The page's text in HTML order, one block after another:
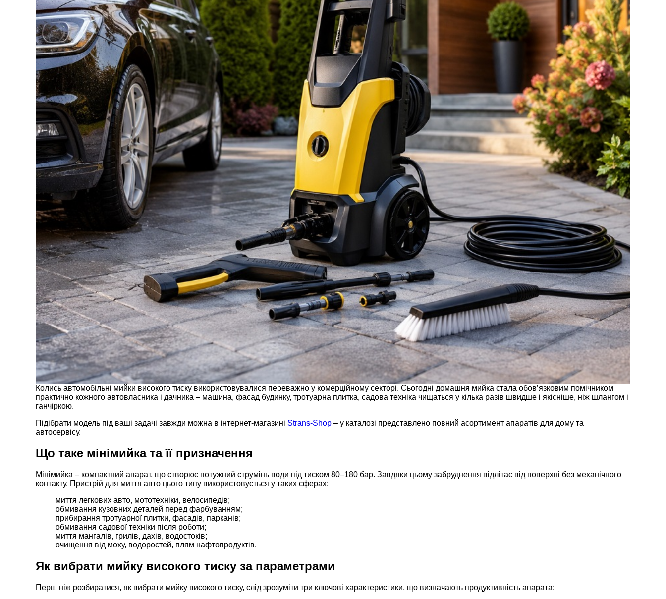
Колись автомобільні мийки високого тиску використовувалися переважно у комерційному секторі. Сьогодні домашня мийка стала обов’язковим помічником
практично кожного автовласника і дачника – машина, фасад будинку, тротуарна плитка, садова техніка чищаться у кілька разів швидше і якісніше, ніж шлангом і
ганчіркою.
Підібрати модель під ваші задачі завжди можна в інтернет-магазині Strans-Shop – у каталозі представлено повний асортимент апаратів для дому та
автосервісу.
Що таке мінімийка та її призначення
Мінімийка – компактний апарат, що створює потужний струмінь води під тиском 80–180 бар. Завдяки цьому забруднення відлітає від поверхні без механічного
контакту. Пристрій для миття авто цього типу використовується у таких сферах:
миття легкових авто, мототехніки, велосипедів;
обмивання кузовних деталей перед фарбуванням;
прибирання тротуарної плитки, фасадів, парканів;
обмивання садової техніки після роботи;
миття мангалів, грилів, дахів, водостоків;
очищення від моху, водоростей, плям нафтопродуктів.
Як вибрати мийку високого тиску за параметрами
Перш ніж розбиратися, як вибрати мийку високого тиску, слід зрозуміти три ключові характеристики, що визначають продуктивність апарата: